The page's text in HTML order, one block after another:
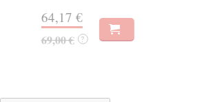
64,17 €
69,00 € ?